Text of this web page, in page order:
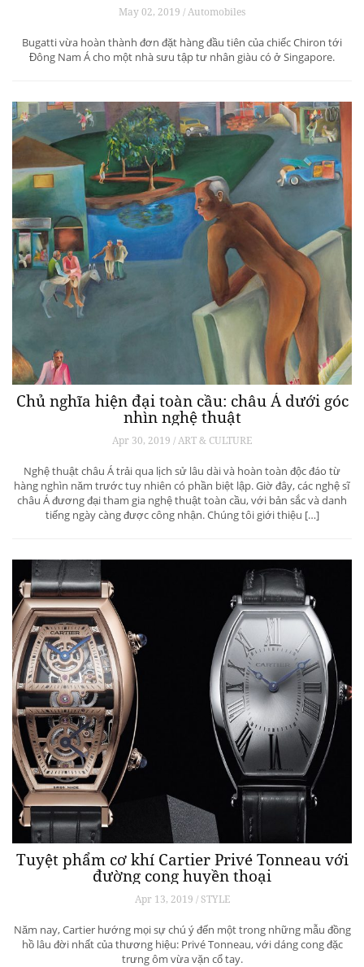
May 02, 2019 / Automobiles
Bugatti vừa hoàn thành đơn đặt hàng đầu tiên của chiếc Chiron tới
Đông Nam Á cho một nhà sưu tập tư nhân giàu có ở Singapore.
Chủ nghĩa hiện đại toàn cầu: châu Á dưới góc
nhìn nghệ thuật
Apr 30, 2019 / ART & CULTURE
Nghệ thuật châu Á trải qua lịch sử lâu dài và hoàn toàn độc đáo từ
hàng nghìn năm trước tuy nhiên có phần biệt lập. Giờ đây, các nghệ sĩ
châu Á đương đại tham gia nghệ thuật toàn cầu, với bản sắc và danh
tiếng ngày càng được công nhận. Chúng tôi giới thiệu […]
Tuyệt phẩm cơ khí Cartier Privé Tonneau với
đường cong huyền thoại
Apr 13, 2019 / STYLE
Năm nay, Cartier hướng mọi sự chú ý đến một trong những mẫu đồng
hồ lâu đời nhất của thương hiệu: Privé Tonneau, với dáng cong đặc
trưng ôm vừa vặn cổ tay.